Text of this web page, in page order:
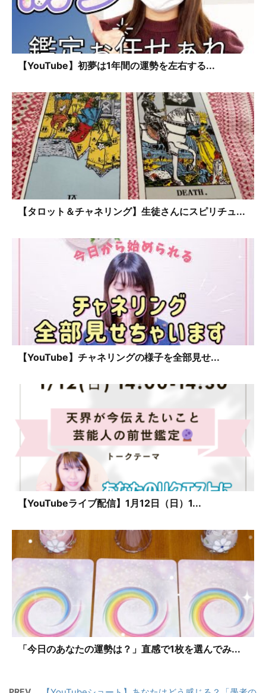
【YouTube】初夢は1年間の運勢を左右する...
【タロット＆チャネリング】生徒さんにスピリチュ...
【YouTube】チャネリングの様子を全部見せ...
【YouTubeライブ配信】1月12日（日）1...
「今日のあなたの運勢は？」直感で1枚を選んでみ...